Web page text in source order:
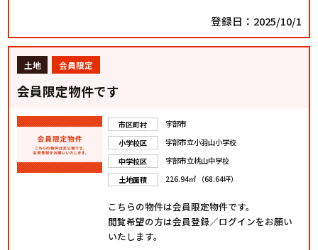
登録日：2025/10/1
土地 会員限定
会員限定物件です
市区町村
宇部市
小学校区
宇部市立小羽山小学校
中学校区
宇部市立桃山中学校
土地面積
226.94㎡ （68.64坪）
こちらの物件は会員限定物件です。
閲覧希望の方は会員登録／ログインをお願い
いたします。